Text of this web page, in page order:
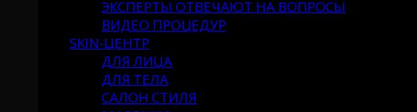
ЭКСПЕРТЫ ОТВЕЧАЮТ НА ВОПРОСЫ
ВИДЕО ПРОЦЕДУР
SKIN-ЦЕНТР
ДЛЯ ЛИЦА
ДЛЯ ТЕЛА
САЛОН СТИЛЯ